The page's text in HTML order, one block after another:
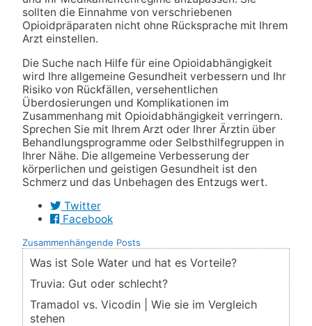
sollten die Einnahme von verschriebenen
Opioidpräparaten nicht ohne Rücksprache mit Ihrem
Arzt einstellen.
Die Suche nach Hilfe für eine Opioidabhängigkeit
wird Ihre allgemeine Gesundheit verbessern und Ihr
Risiko von Rückfällen, versehentlichen
Überdosierungen und Komplikationen im
Zusammenhang mit Opioidabhängigkeit verringern.
Sprechen Sie mit Ihrem Arzt oder Ihrer Ärztin über
Behandlungsprogramme oder Selbsthilfegruppen in
Ihrer Nähe. Die allgemeine Verbesserung der
körperlichen und geistigen Gesundheit ist den
Schmerz und das Unbehagen des Entzugs wert.
Twitter
Facebook
Zusammenhängende Posts
Was ist Sole Water und hat es Vorteile?
Truvia: Gut oder schlecht?
Tramadol vs. Vicodin | Wie sie im Vergleich
stehen